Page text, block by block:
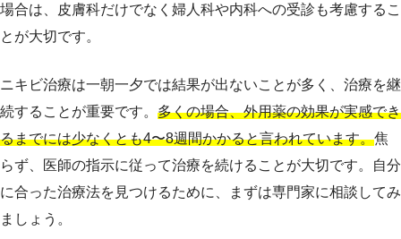
場合は、皮膚科だけでなく婦人科や内科への受診も考慮するこ
とが大切です。
ニキビ治療は一朝一夕では結果が出ないことが多く、治療を継
続することが重要です。 多くの場合、外用薬の効果が実感でき
るまでには少なくとも4〜8週間かかると言われています。焦
らず、医師の指示に従って治療を続けることが大切です。自分
に合った治療法を見つけるために、まずは専門家に相談してみ
ましょう。